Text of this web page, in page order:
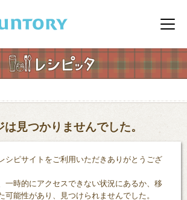
メニ
見つかりませんでした。
シピサイトをご利用いただきありがとうござ
一時的にアクセスできない状況にあるか、移
可能性があり、見つけられませんでした。